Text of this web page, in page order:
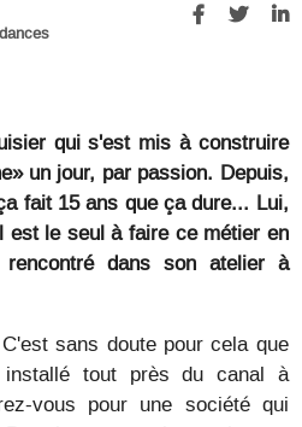
qui s'est mis à construire
un jour, par passion. Depuis,
fait 15 ans que ça dure... Lui,
est le seul à faire ce métier en
rencontré dans son atelier à
sans doute pour cela que
tout près du canal à
vous pour une société qui